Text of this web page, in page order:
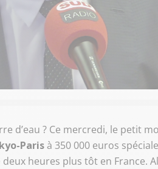
d’eau ? Ce mercredi, le petit
Parisà 350 000 euros
deux heures plus tôt en France.